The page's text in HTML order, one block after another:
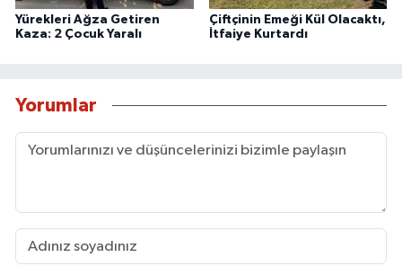
Yürekleri Ağza Getiren
Kaza: 2 Çocuk Yaralı
Çiftçinin Emeği Kül Olacaktı,
İtfaiye Kurtardı
Yorumlar